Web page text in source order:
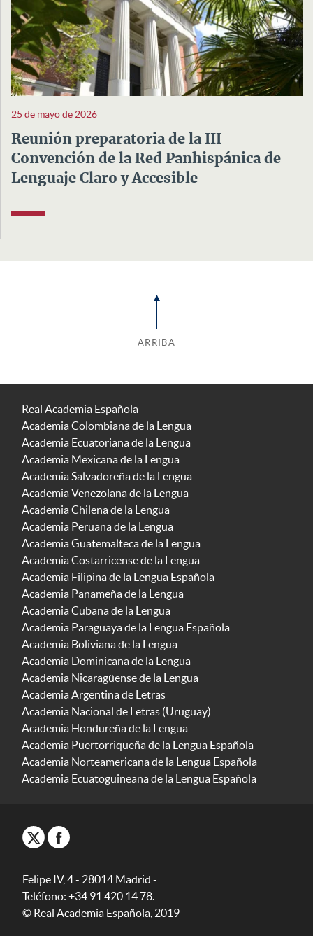
25 de mayo de 2026
Reunión preparatoria de la III
Convención de la Red Panhispánica de
Lenguaje Claro y Accesible
ARRIBA
Real Academia Española
Academia Colombiana de la Lengua
Academia Ecuatoriana de la Lengua
Academia Mexicana de la Lengua
Academia Salvadoreña de la Lengua
Academia Venezolana de la Lengua
Academia Chilena de la Lengua
Academia Peruana de la Lengua
Academia Guatemalteca de la Lengua
Academia Costarricense de la Lengua
Academia Filipina de la Lengua Española
Academia Panameña de la Lengua
Academia Cubana de la Lengua
Academia Paraguaya de la Lengua Española
Academia Boliviana de la Lengua
Academia Dominicana de la Lengua
Academia Nicaragüense de la Lengua
Academia Argentina de Letras
Academia Nacional de Letras (Uruguay)
Academia Hondureña de la Lengua
Academia Puertorriqueña de la Lengua Española
Academia Norteamericana de la Lengua Española
Academia Ecuatoguineana de la Lengua Española
Felipe IV, 4 - 28014 Madrid -
Teléfono: +34 91 420 14 78.
© Real Academia Española, 2019